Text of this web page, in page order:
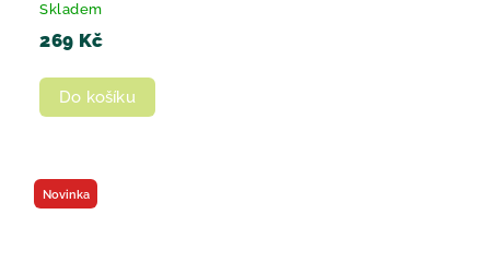
Skladem
269 Kč
Do košíku
Novinka